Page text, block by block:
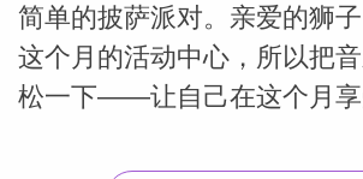
简单的披萨派对。亲爱的狮
这个月的活动中心，所以把
松一下——让自己在这个月享